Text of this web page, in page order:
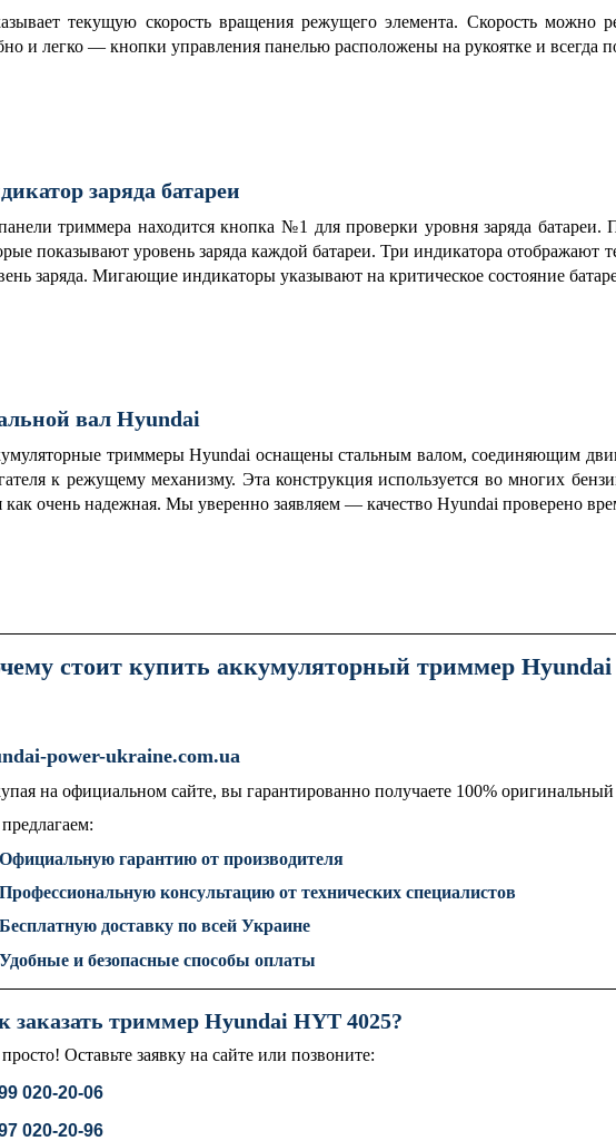
текущую скорость вращения режущего элемента. Скорость можно
и легко — кнопки управления панелью расположены на рукоятке и всегда
заряда батареи
триммера находится кнопка №1 для проверки уровня заряда
показывают уровень заряда каждой батареи. Три индикатора
заряда. Мигающие индикаторы указывают на критическое состояние
вал Hyundai
триммеры Hyundai оснащены стальным валом, соединяющим
к режущему механизму. Эта конструкция используется во многих
как очень надежная. Мы уверенно заявляем — качество Hyundai проверено
стоит купить аккумуляторный триммер Hyundai
power-ukraine.com.ua
на официальном сайте, вы гарантированно получаете 100%
Официальную гарантию от производителя
Профессиональную консультацию от технических специалистов
Бесплатную доставку по всей Украине
Удобные и безопасные способы оплаты
заказать триммер Hyundai HYT 4025?
Оставьте заявку на сайте или позвоните:
020-20-06
020-20-96